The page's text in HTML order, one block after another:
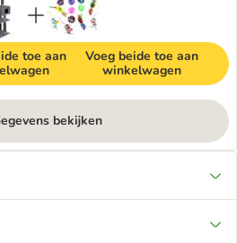
toe aan
Voeg beide toe aan
winkelwagen
bekijken